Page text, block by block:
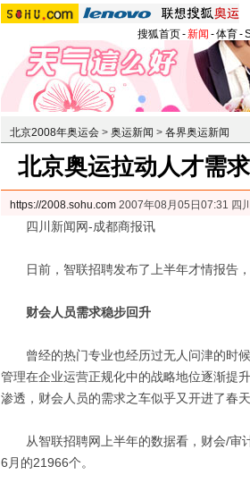
搜狐首页-新闻 -体育-
北京2008年奥运会 > 奥运新闻 > 各界奥运新闻
北京奥运拉动人才需
https://2008.sohu.com 2007年08月05日07:31 四
四川新闻网-成都商报讯
日前，智联招聘发布了上半年才情报告，
财会人员需求稳步回升
曾经的热门专业也经历过无人问津的时候
管理在企业运营正规化中的战略地位逐渐提
渗透，财会人员的需求之车似乎又开进了春天
从智联招聘网上半年的数据看，财会/审
6月的21966个。